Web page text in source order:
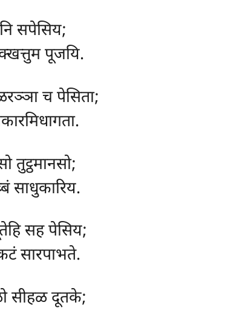
सपेसिय;
पूजयि.
च पेसिता;
तुट्ठमानसो;
साधुकारिय.
सह पेसिय;
सारपाभते.
सीहळ दूतके;